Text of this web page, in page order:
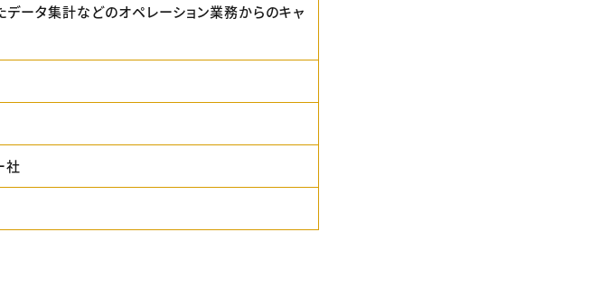
データ集計などのオペレーション業務からのキャ
社